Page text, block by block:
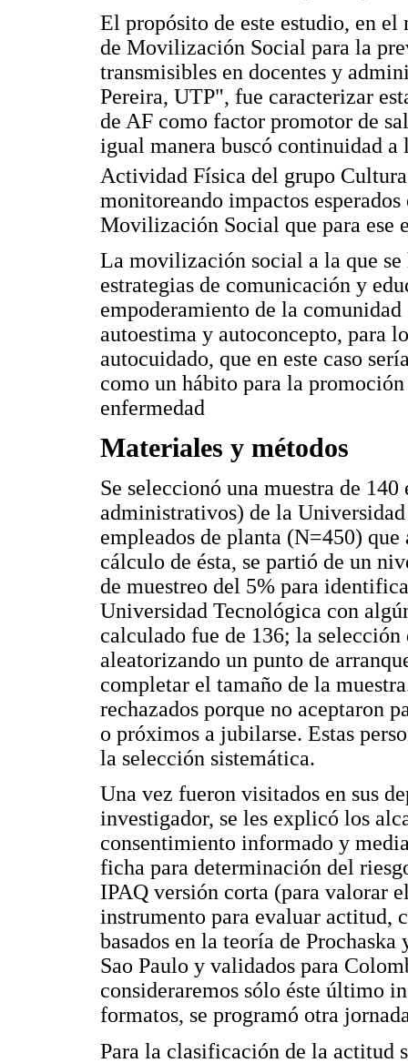
El propósito de este estudio, en
de Movilización Social para la
transmisibles en docentes y
Pereira, UTP", fue caracterizar
de AF como factor promotor de
igual manera buscó continuidad
Actividad Física del grupo
monitoreando impactos
Movilización Social que para ese
La movilización social a la que se
estrategias de comunicación y
empoderamiento de la
autoestima y autoconcepto, para
autocuidado, que en este caso
como un hábito para la
enfermedad
Materiales y métodos
Se seleccionó una muestra de
administrativos) de la
empleados de planta (N=450)
cálculo de ésta, se partió de un
de muestreo del 5% para
Universidad Tecnológica con
calculado fue de 136; la
aleatorizando un punto de
completar el tamaño de la
rechazados porque no aceptaron
o próximos a jubilarse. Estas
la selección sistemática.
Una vez fueron visitados en sus
investigador, se les explicó los
consentimiento informado y
ficha para determinación del
IPAQ versión corta (para valorar
instrumento para evaluar actitud,
basados en la teoría de
Sao Paulo y validados para
consideraremos sólo éste último
formatos, se programó otra
Para la clasificación de la actitud